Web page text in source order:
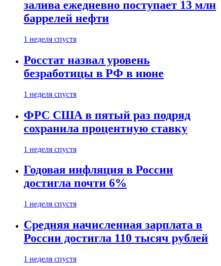
залива ежедневно поступает 13 млн
баррелей нефти
1 неделя спустя
Росстат назвал уровень
безработицы в РФ в июне
1 неделя спустя
ФРС США в пятый раз подряд
сохранила процентную ставку
1 неделя спустя
Годовая инфляция в России
достигла почти 6%
1 неделя спустя
Средняя начисленная зарплата в
России достигла 110 тысяч рублей
1 неделя спустя